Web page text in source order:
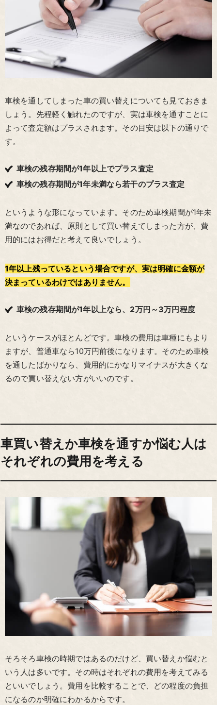
車検を通してしまった車の買い替えについても見ておきま
しょう。先程軽く触れたのですが、実は車検を通すことに
よって査定額はプラスされます。その目安は以下の通りで
す。
車検の残存期間が1年以上でプラス査定
車検の残存期間が1年未満なら若干のプラス査定
というような形になっています。そのため車検期間が1年未
満なのであれば、原則として買い替えてしまった方が、費
用的にはお得だと考えて良いでしょう。
1年以上残っているという場合ですが、実は明確に金額が
決まっているわけではありません。
車検の残存期間が1年以上なら、2万円～3万円程度
というケースがほとんどです。車検の費用は車種にもより
ますが、普通車なら10万円前後になります。そのため車検
を通したばかりなら、費用的にかなりマイナスが大きくな
るので買い替えない方がいいのです。
車買い替えか車検を通すか悩む人は
それぞれの費用を考える
そろそろ車検の時期ではあるのだけど、買い替えか悩むと
いう人は多いです。その時はそれぞれの費用を考えてみる
といいでしょう。費用を比較することで、どの程度の負担
になるのか明確にわかるからです。